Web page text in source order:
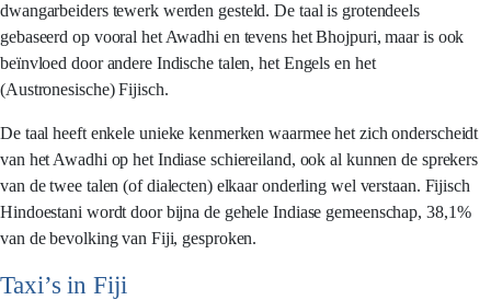
dwangarbeiders tewerk werden gesteld. De taal is grotendeels
gebaseerd op vooral het Awadhi en tevens het Bhojpuri, maar is ook
beïnvloed door andere Indische talen, het Engels en het
(Austronesische) Fijisch.
De taal heeft enkele unieke kenmerken waarmee het zich onderscheidt
van het Awadhi op het Indiase schiereiland, ook al kunnen de sprekers
van de twee talen (of dialecten) elkaar onderling wel verstaan. Fijisch
Hindoestani wordt door bijna de gehele Indiase gemeenschap, 38,1%
van de bevolking van Fiji, gesproken.
Taxi’s in Fiji